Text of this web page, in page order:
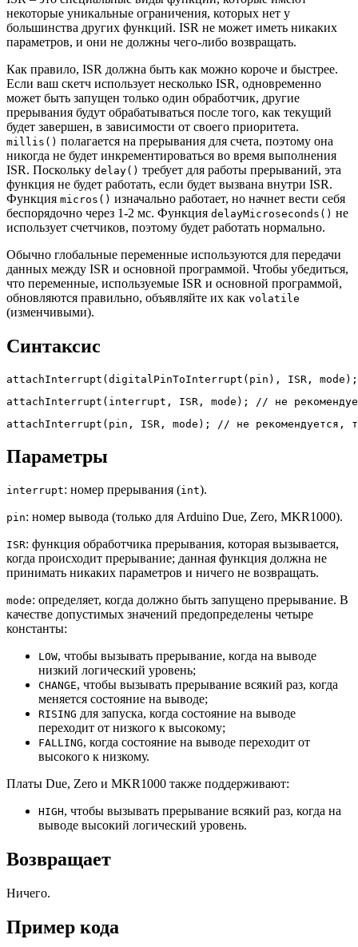
некоторые уникальные ограничения, которых нет у
большинства других функций. ISR не может иметь никаких
параметров, и они не должны чего-либо возвращать.
Как правило, ISR должна быть как можно короче и быстрее.
Если ваш скетч использует несколько ISR, одновременно
может быть запущен только один обработчик, другие
прерывания будут обрабатываться после того, как текущий
будет завершен, в зависимости от своего приоритета.
millis() полагается на прерывания для счета, поэтому она
никогда не будет инкрементироваться во время выполнения
ISR. Поскольку delay() требует для работы прерываний, эта
функция не будет работать, если будет вызвана внутри ISR.
Функция micros() изначально работает, но начнет вести себя
беспорядочно через 1-2 мс. Функция delayMicroseconds() не
использует счетчиков, поэтому будет работать нормально.
Обычно глобальные переменные используются для передачи
данных между ISR и основной программой. Чтобы убедиться,
что переменные, используемые ISR и основной программой,
обновляются правильно, объявляйте их как volatile
(изменчивыми).
Синтаксис
attachInterrupt (digitalPinToInterrupt ( pin ) , ISR , mode ) ;
attachInterrupt ( interrupt , ISR , mode ) ;
// не
attachInterrupt ( pin , ISR , mode ) ; // не рекомендуется,
Параметры
interrupt: номер прерывания (int).
pin: номер вывода (только для Arduino Due, Zero, MKR1000).
ISR: функция обработчика прерывания, которая вызывается,
когда происходит прерывание; данная функция должна не
принимать никаких параметров и ничего не возвращать.
mode: определяет, когда должно быть запущено прерывание. В
качестве допустимых значений предопределены четыре
константы:
LOW, чтобы вызывать прерывание, когда на выводе
низкий логический уровень;
CHANGE, чтобы вызывать прерывание всякий раз, когда
меняется состояние на выводе;
RISING для запуска, когда состояние на выводе
переходит от низкого к высокому;
FALLING, когда состояние на выводе переходит от
высокого к низкому.
Платы Due, Zero и MKR1000 также поддерживают:
HIGH, чтобы вызывать прерывание всякий раз, когда на
выводе высокий логический уровень.
Возвращает
Ничего.
Пример кода